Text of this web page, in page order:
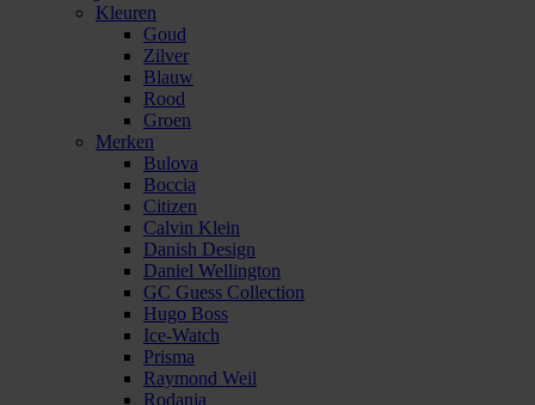
Kleuren
Goud
Zilver
Blauw
Rood
Groen
Merken
Bulova
Boccia
Citizen
Calvin Klein
Danish Design
Daniel Wellington
GC Guess Collection
Hugo Boss
Ice-Watch
Prisma
Raymond Weil
Rodania